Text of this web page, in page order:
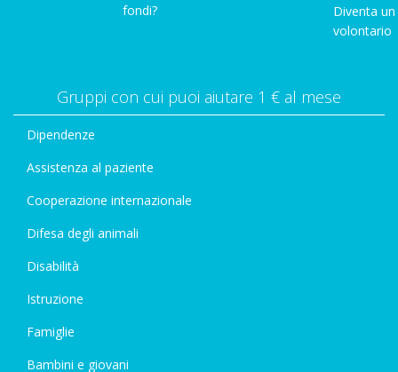
fondi?
Diventa un
volontario
Gruppi con cui puoi aiutare 1 € al mese
Dipendenze
Assistenza al paziente
Cooperazione internazionale
Difesa degli animali
Disabilità
Istruzione
Famiglie
Bambini e giovani